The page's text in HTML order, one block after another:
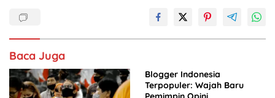
o
k
p
Baca Juga
Blogger Indonesia
Terpopuler: Wajah Baru